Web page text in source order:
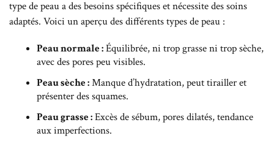
type de peau a des besoins spécifiques et nécessite des soins
adaptés. Voici un aperçu des différents types de peau :
Peau normale :Équilibrée, ni trop grasse ni trop sèche,
avec des pores peu visibles.
Peau sèche :Manque d’hydratation, peut tirailler et
présenter des squames.
Peau grasse :Excès de sébum, pores dilatés, tendance
aux imperfections.